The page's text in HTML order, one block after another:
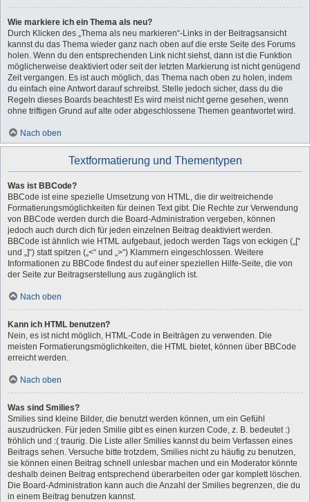
Wie markiere ich ein Thema als neu?
Durch Klicken des „Thema als neu markieren“-Links in der Beitragsansicht
kannst du das Thema wieder ganz nach oben auf die erste Seite des Forums
holen. Wenn du den entsprechenden Link nicht siehst, dann ist die Funktion
möglicherweise deaktiviert oder seit der letzten Markierung ist nicht genügend
Zeit vergangen. Es ist auch möglich, das Thema nach oben zu holen, indem
du einfach eine Antwort darauf schreibst. Stelle jedoch sicher, dass du die
Regeln dieses Boards beachtest! Es wird meist nicht gerne gesehen, wenn
ohne triftigen Grund auf alte oder abgeschlossene Themen geantwortet wird.
Nach oben
Textformatierung und Thementypen
Was ist BBCode?
BBCode ist eine spezielle Umsetzung von HTML, die dir weitreichende
Formatierungsmöglichkeiten für deinen Text gibt. Die Rechte zur Verwendung
von BBCode werden durch die Board-Administration vergeben, können
jedoch auch durch dich für jeden einzelnen Beitrag deaktiviert werden.
BBCode ist ähnlich wie HTML aufgebaut, jedoch werden Tags von eckigen („[“
und „]“) statt spitzen („<“ und „>“) Klammern eingeschlossen. Weitere
Informationen zu BBCode findest du auf einer speziellen Hilfe-Seite, die von
der Seite zur Beitragserstellung aus zugänglich ist.
Nach oben
Kann ich HTML benutzen?
Nein, es ist nicht möglich, HTML-Code in Beiträgen zu verwenden. Die
meisten Formatierungsmöglichkeiten, die HTML bietet, können über BBCode
erreicht werden.
Nach oben
Was sind Smilies?
Smilies sind kleine Bilder, die benutzt werden können, um ein Gefühl
auszudrücken. Für jeden Smilie gibt es einen kurzen Code, z. B. bedeutet :)
fröhlich und :( traurig. Die Liste aller Smilies kannst du beim Verfassen eines
Beitrags sehen. Versuche bitte trotzdem, Smilies nicht zu häufig zu benutzen,
sie können einen Beitrag schnell unlesbar machen und ein Moderator könnte
deshalb deinen Beitrag entsprechend überarbeiten oder gar komplett löschen.
Die Board-Administration kann auch die Anzahl der Smilies begrenzen, die du
in einem Beitrag benutzen kannst.